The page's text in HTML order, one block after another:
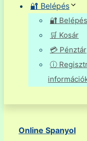
🔐 Belépés
🔐 Belépés
🛒 Kosár
💳 Pénztár
ⓘ
Online Spanyol